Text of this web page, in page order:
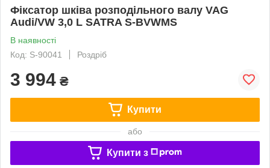
Фіксатор шківа розподільного валу VAG
Audi/VW 3,0 L SATRA S-BVWMS
В наявності
Код: S-90041
Роздріб
3 994 ₴
Купити
або
Купити з